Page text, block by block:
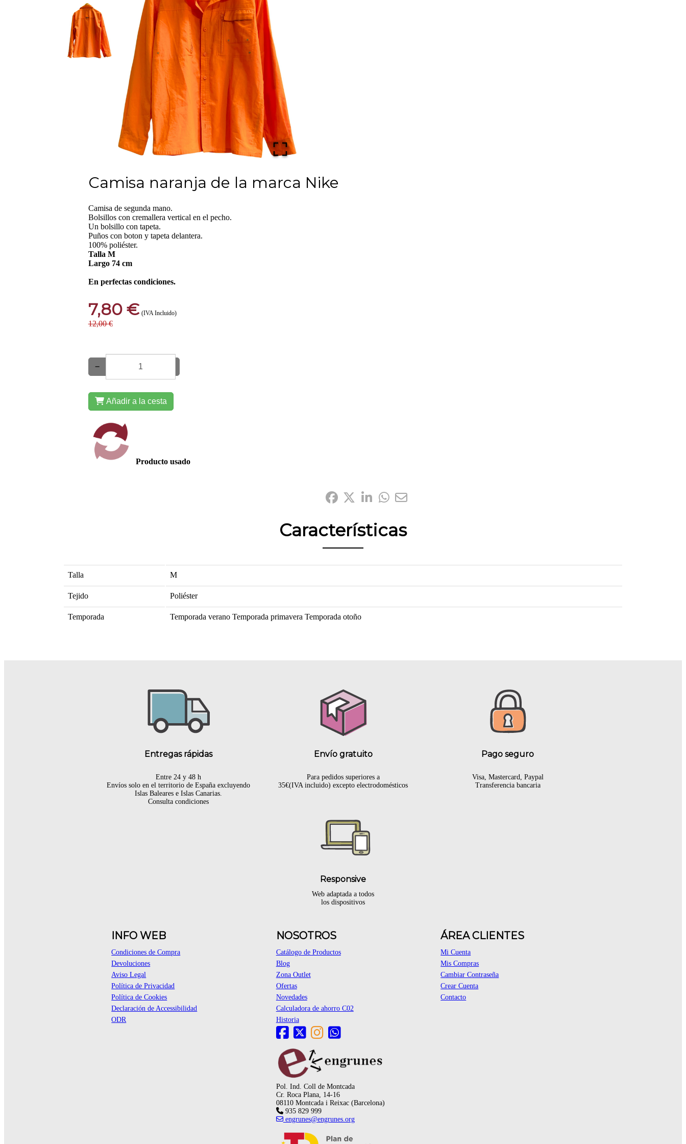
Camisa naranja de la marca Nike
Camisa de segunda mano.
Bolsillos con cremallera vertical en el pecho.
Un bolsillo con tapeta.
Puños con boton y tapeta delantera.
100% poliéster.
Talla M
Largo 74 cm
En perfectas condiciones.
7,80 € (IVA Incluido)
12,00 €
−
Añadir a la cesta
Producto usado
Características
Talla M
Tejido Poliéster
Temporada Temporada verano Temporada primavera Temporada otoño
Entregas rápidas
Entre 24 y 48 h
Envíos solo en el territorio de España excluyendo
Islas Baleares e Islas Canarias.
Consulta condiciones
Envío gratuito
Para pedidos superiores a
35€(IVA incluido) excepto electrodomésticos
Pago seguro
Visa, Mastercard, Paypal
Transferencia bancaria
Responsive
Web adaptada a todos
los dispositivos
INFO WEB
Condiciones de Compra
Devoluciones
Aviso Legal
Política de Privacidad
Política de Cookies
Declaración de Accessibilidad
ODR
NOSOTROS
Catálogo de Productos
Blog
Zona Outlet
Ofertas
Novedades
Calculadora de ahorro C02
Historia
ÁREA CLIENTES
Mi Cuenta
Mis Compras
Cambiar Contraseña
Crear Cuenta
Contacto
Pol. Ind. Coll de Montcada
Cr. Roca Plana, 14-16
08110 Montcada i Reixac (Barcelona)
935 829 999
engrunes@engrunes.org